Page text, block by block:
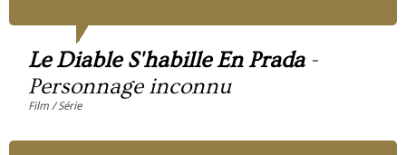
Le Diable S'habille En Prada-
Personnage inconnu
Film / Série